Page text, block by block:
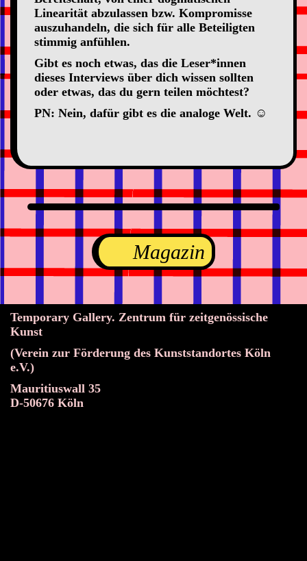
Linearität abzulassen bzw. Kompromisse
auszuhandeln, die sich für alle Beteiligten
stimmig anfühlen.
Gibt es noch etwas, das die Leser*innen
dieses Interviews über dich wissen sollten
oder etwas, das du gern teilen möchtest?
PN: Nein, dafür gibt es die analoge Welt. ☺
Magazin
Temporary Gallery. Zentrum für zeitgenössische
Kunst
(Verein zur Förderung des Kunststandortes Köln
e.V.)
Mauritiuswall 35
D-50676 Köln